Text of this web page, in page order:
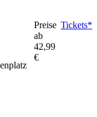
Preise
ab
42,99
€
Tickets*